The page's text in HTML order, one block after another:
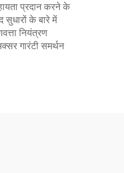
प्रदान करने के
सुधारों के बारे में
नियंत्रण
गारंटी समर्थन